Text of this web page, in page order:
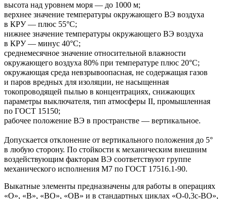
высота над уровнем моря — до 1000 м;
верхнее значение температуры окружающего ВЭ воздуха
в КРУ — плюс 55°С;
нижнее значение температуры окружающего ВЭ воздуха
в КРУ — минус 40°С;
среднемесячное значение относительной влажности
окружающего воздуха 80% при температуре плюс 20°С;
окружающая среда невзрывоопасная, не содержащая газов
и паров вредных для изоляции, не насыщенная
токопроводящей пылью в концентрациях, снижающих
параметры выключателя, тип атмосферы II, промышленная
по ГОСТ 15150;
рабочее положение ВЭ в пространстве — вертикальное.
Допускается отклонение от вертикального положения до 5°
в любую сторону. По стойкости к механическим внешним
воздействующим факторам ВЭ соответствуют группе
механического исполнения М7 по ГОСТ 17516.1-90.
Выкатные элементы предназначены для работы в операциях
«О», «В», «ВО», «ОВ» и в стандартных циклах «О-0,3с-ВО»,